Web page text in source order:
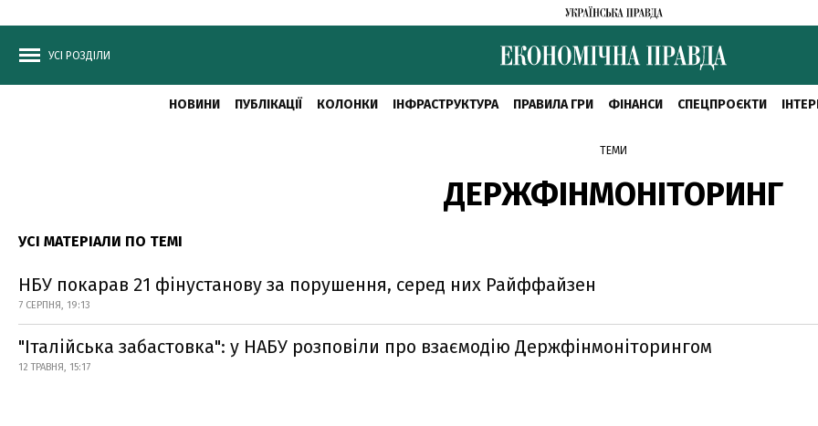
УСІ РОЗДІЛИ
НОВИНИ ПУБЛІКАЦІЇ КОЛОНКИ ІНФРАСТРУКТУРА ПРАВИЛА ГРИ ФІНАНСИ СПЕЦПРОЄКТИ
ТЕМИ
ДЕРЖФІНМОНІТОРИНГ
УСІ МАТЕРІАЛИ ПО ТЕМІ
НБУ покарав 21 фінустанову за порушення, серед них Райффайзен
7 СЕРПНЯ, 19:13
"Італійська забастовка": у НАБУ розповіли про взаємодію Держфінмоніторингом
12 ТРАВНЯ, 15:17